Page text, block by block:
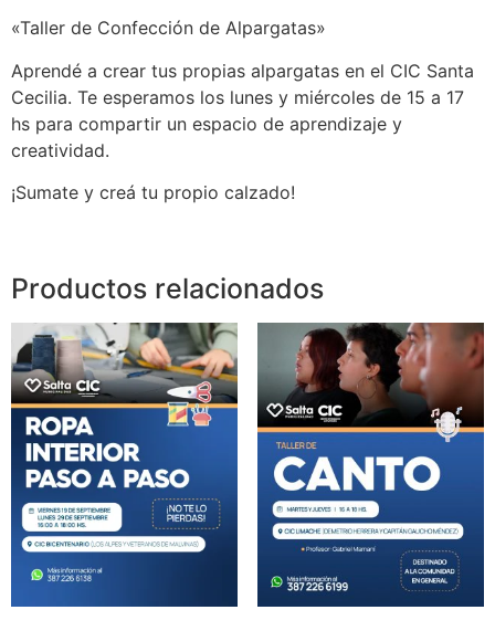
«Taller de Confección de Alpargatas»
Aprendé a crear tus propias alpargatas en el CIC Santa
Cecilia. Te esperamos los lunes y miércoles de 15 a 17
hs para compartir un espacio de aprendizaje y
creatividad.
¡Sumate y creá tu propio calzado!
Productos relacionados